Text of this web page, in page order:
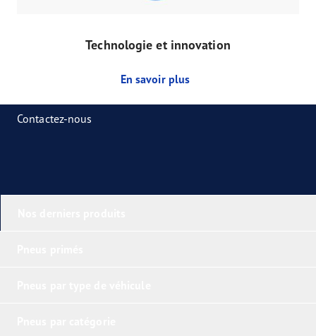
Technologie et innovation
En savoir plus
Contactez-nous